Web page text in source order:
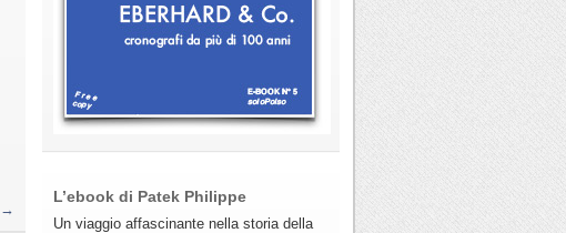
→
L’ebook di Patek Philippe
Un viaggio affascinante nella storia della